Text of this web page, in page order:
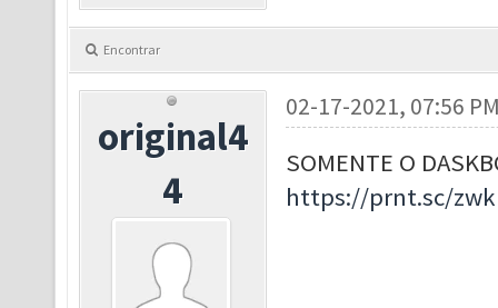
Encontrar
original4
4
02-17-2021, 07:56
SOMENTE O
https://prnt.sc/